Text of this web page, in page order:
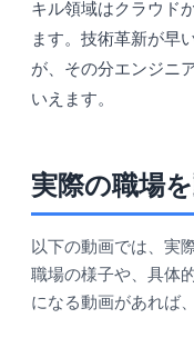
キル領域はクラウド
ます。技術革新が早
が、その分エンジニ
いえます。
実際の職場
以下の動画では、実
職場の様子や、具体
になる動画があれば